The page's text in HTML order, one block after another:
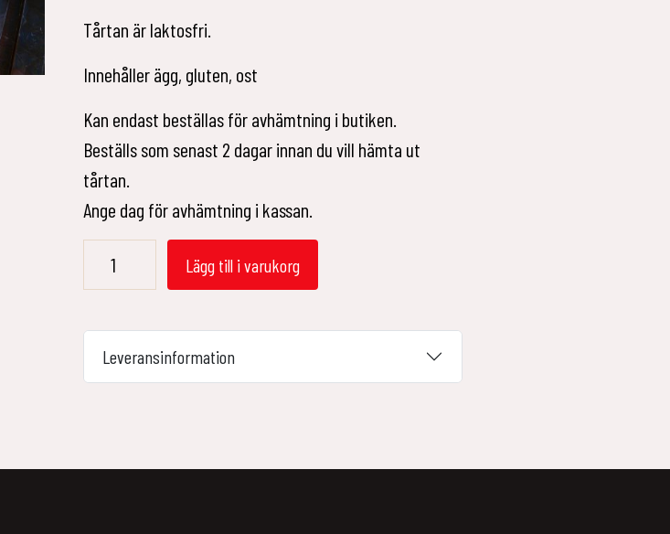
Tårtan är laktosfri.
Innehåller ägg, gluten, ost
Kan endast beställas för avhämtning i butiken.
Beställs som senast 2 dagar innan du vill hämta ut
tårtan.
Ange dag för avhämtning i kassan.
Smörgåstårta
5
Lägg till i varukorg
Leveransinformation